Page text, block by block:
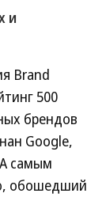
и
Brand
500
брендов
Google,
самым
обошедший